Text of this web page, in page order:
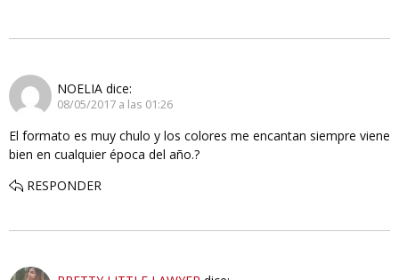
NOELIA dice:
08/05/2017 a las 01:26
El formato es muy chulo y los colores me encantan siempre viene
bien en cualquier época del año.?
RESPONDER